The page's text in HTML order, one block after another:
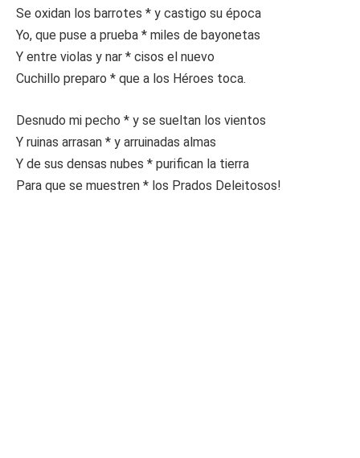
Se oxidan los barrotes * y castigo su época
Yo, que puse a prueba * miles de bayonetas
Y entre violas y nar * cisos el nuevo
Cuchillo preparo * que a los Héroes toca.
Desnudo mi pecho * y se sueltan los vientos
Y ruinas arrasan * y arruinadas almas
Y de sus densas nubes * purifican la tierra
Para que se muestren * los Prados Deleitosos!